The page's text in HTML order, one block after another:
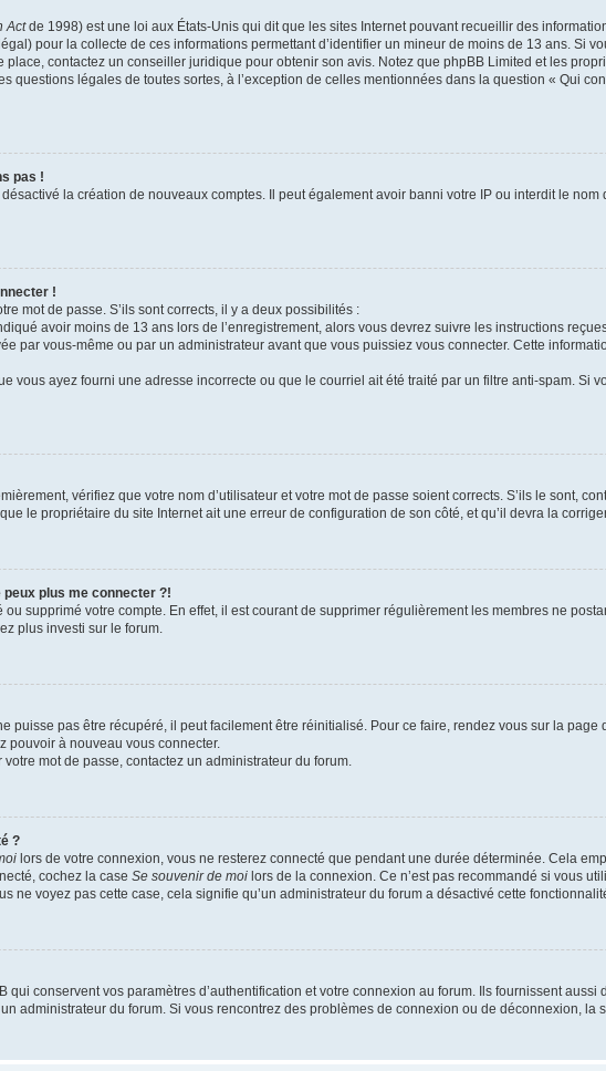
Actde 1998) est une loi aux États-Unis qui dit que les sites Internet pouvant recueillir des
pour la collecte de ces informations permettant d’identifier un mineur de moins de 13 ans. Si
place, contactez un conseiller juridique pour obtenir son avis. Notez que phpBB Limited et les
questions légales de toutes sortes, à l’exception de celles mentionnées dans la question « Qui
pas !
désactivé la création de nouveaux comptes. Il peut également avoir banni votre IP ou interdit le
!
mot de passe. S’ils sont corrects, il y a deux possibilités :
avoir moins de 13 ans lors de l’enregistrement, alors vous devrez suivre les instructions
par vous-même ou par un administrateur avant que vous puissiez vous connecter. Cette
vous ayez fourni une adresse incorrecte ou que le courriel ait été traité par un filtre anti-spam. Si
vérifiez que votre nom d’utilisateur et votre mot de passe soient corrects. S’ils le sont,
le propriétaire du site Internet ait une erreur de configuration de son côté, et qu’il devra la
plus me connecter ?!
ou supprimé votre compte. En effet, il est courant de supprimer régulièrement les membres ne
plus investi sur le forum.
puisse pas être récupéré, il peut facilement être réinitialisé. Pour ce faire, rendez vous sur la
pouvoir à nouveau vous connecter.
mot de passe, contactez un administrateur du forum.
?
lors de votre connexion, vous ne resterez connecté que pendant une durée déterminée. Cela
cochez la case Se souvenir de moi lors de la connexion. Ce n’est pas recommandé si vous
ne voyez pas cette case, cela signifie qu’un administrateur du forum a désactivé cette
qui conservent vos paramètres d’authentification et votre connexion au forum. Ils fournissent
administrateur du forum. Si vous rencontrez des problèmes de connexion ou de déconnexion, la